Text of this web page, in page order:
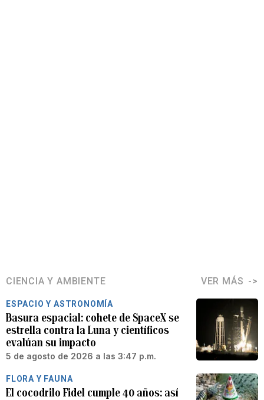
CIENCIA Y AMBIENTE VER MÁS
ESPACIO Y ASTRONOMÍA
Basura espacial: cohete de SpaceX se
estrella contra la Luna y científicos
evalúan su impacto
5 de agosto de 2026 a las 3:47 p.m.
FLORA Y FAUNA
El cocodrilo Fidel cumple 40 años: así